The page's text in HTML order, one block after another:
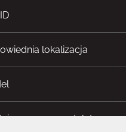
lokalizacja
czaszy wentylatora